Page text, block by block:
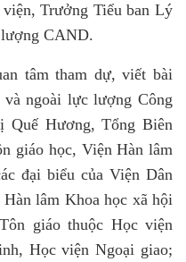
Trưởng Tiểu ban Lý
CAND.
tâm tham dự, viết bài
và ngoài lực lượng Công
Quế Hương, Tổng Biên
giáo học, Viện Hàn lâm
đại biểu của Viện Dân
lâm Khoa học xã hội
giáo thuộc Học viện
Học viện Ngoại giao;